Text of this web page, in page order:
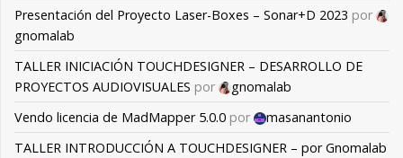
Presentación del Proyecto Laser-Boxes – Sonar+D 2023 por
gnomalab
TALLER INICIACIÓN TOUCHDESIGNER – DESARROLLO DE
PROYECTOS AUDIOVISUALES por
gnomalab
Vendo licencia de MadMapper 5.0.0 por
masanantonio
TALLER INTRODUCCIÓN A TOUCHDESIGNER – por Gnomalab